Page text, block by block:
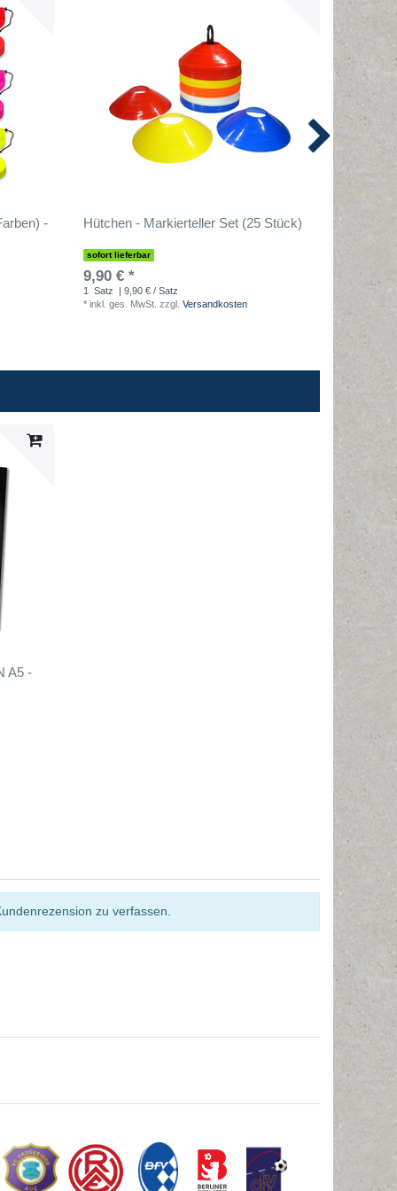
-
Hütchen - Markierteller Set (25 Stück)
sofort lieferbar
9,90 € *
1 Satz
| 9,90 € / Satz
* inkl. ges. MwSt. zzgl. Versandkosten
39,90
Stück
A5 -
zu verfassen.